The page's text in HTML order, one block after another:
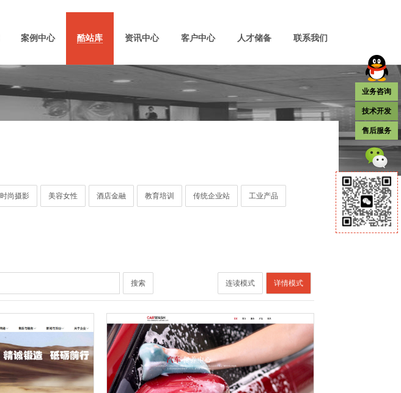
案例中心 酷站库 资讯中心 客户中心 人才储备 联系我们
时尚摄影 美容女性 酒店金融 教育培训 传统企业站 工业产品
详情模式
连读模式
搜索
业务咨询
技术开发
售后服务